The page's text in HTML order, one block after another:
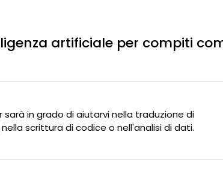
artificiale per compiti
sarà in grado di aiutarvi nella traduzione di
scrittura di codice o nell'analisi di dati.